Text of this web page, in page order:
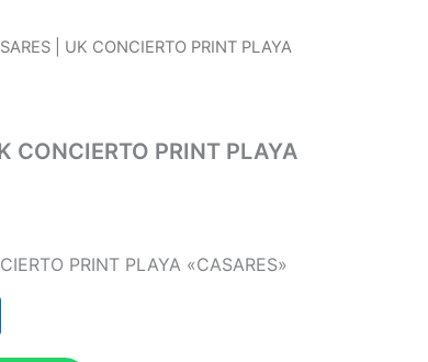
| UK CONCIERTO PRINT PLAYA
CONCIERTO PRINT PLAYA
PRINT PLAYA «CASARES»